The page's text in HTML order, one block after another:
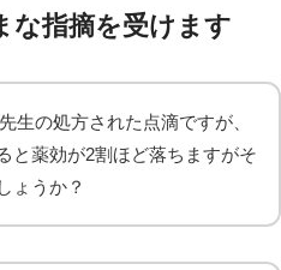
な指摘を受けます
生の処方された点滴ですが、
と薬効が2割ほど落ちますがそ
ょうか？